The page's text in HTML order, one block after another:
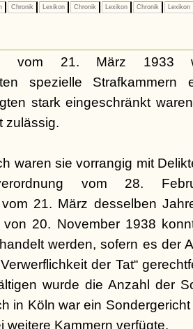
Chronik Lexikon Chronik Lexikon Chronik Lexikon
vom 21. März 1933
spezielle
stark eingeschränkt
zulässig.
waren sie vorrangig mit
vom 28.
21. März desselben
von 20. November 1938
werden, sofern es der
der Tat“
wurde die Anzahl der
in Köln war ein
weitere Kammern verfügte.